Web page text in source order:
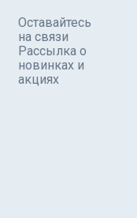
Оставайтесь
на связи
Рассылка о
новинках и
акциях